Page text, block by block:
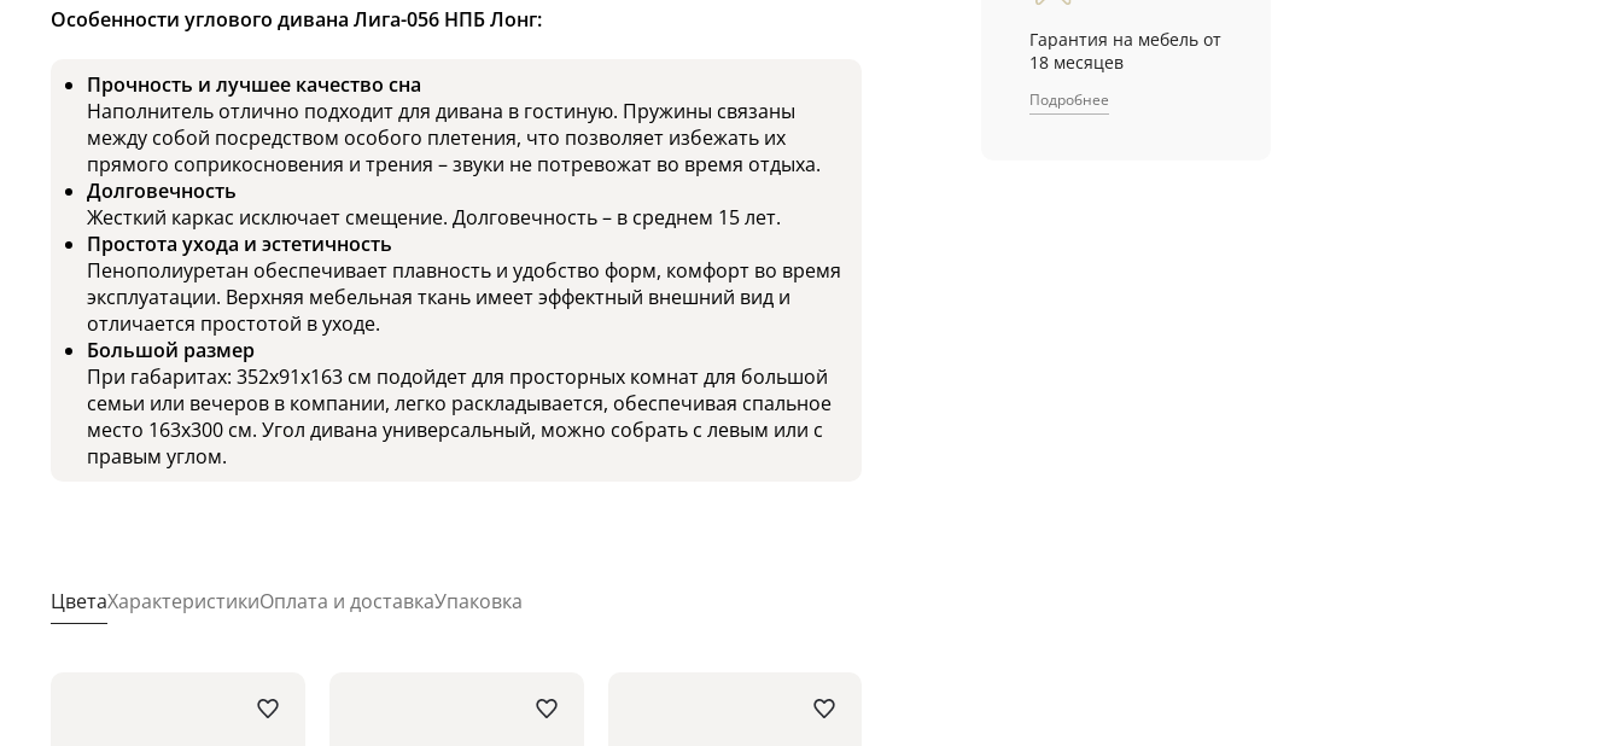
Особенности углового дивана Лига-056 НПБ Лонг:
Прочность и лучшее качество сна
Наполнитель отлично подходит для дивана в гостиную. Пружины связаны
между собой посредством особого плетения, что позволяет избежать их
прямого соприкосновения и трения – звуки не потревожат во время отдыха.
Долговечность
Жесткий каркас исключает смещение. Долговечность – в среднем 15 лет.
Простота ухода и эстетичность
Пенополиуретан обеспечивает плавность и удобство форм, комфорт во время
эксплуатации. Верхняя мебельная ткань имеет эффектный внешний вид и
отличается простотой в уходе.
Большой размер
При габаритах: 352x91x163 см подойдет для просторных комнат для большой
семьи или вечеров в компании, легко раскладывается, обеспечивая спальное
место 163x300 см. Угол дивана универсальный, можно собрать с левым или с
правым углом.
ЦветаХарактеристикиОплата и доставкаУпаковка
Гарантия на мебель от
18 месяцев
Подробнее